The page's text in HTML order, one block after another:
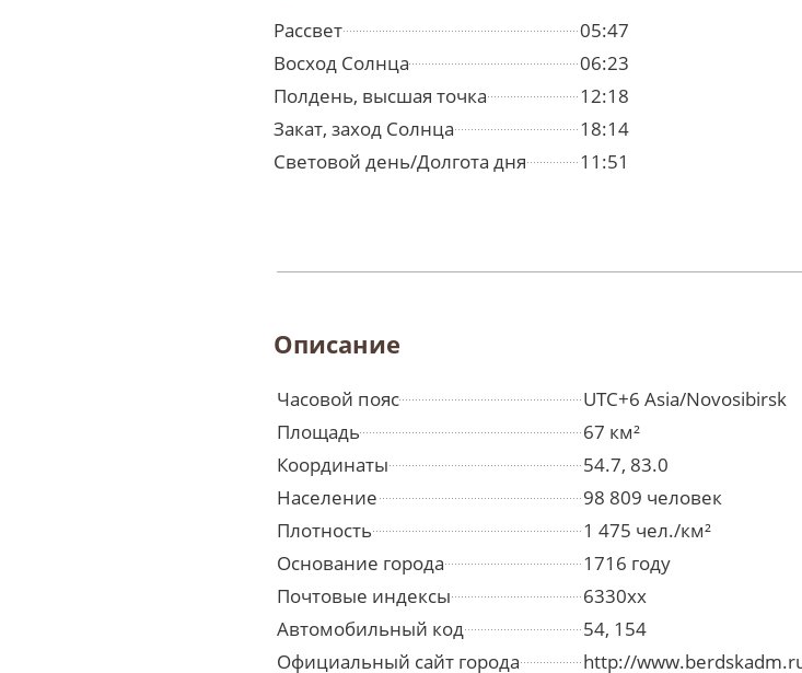
Рассвет
05:47
Восход Солнца
06:23
Полдень, высшая точка
12:18
Закат, заход Солнца
18:14
Световой день/Долгота дня
11:51
Описание
Часовой пояс
UTC+6 Asia/Novosibirsk
Площадь
67 км²
Координаты
54.7, 83.0
Население
98 809 человек
Плотность
1 475 чел./км²
Основание города
1716 году
Почтовые индексы
6330xx
Автомобильный код
54, 154
Официальный сайт города
http://